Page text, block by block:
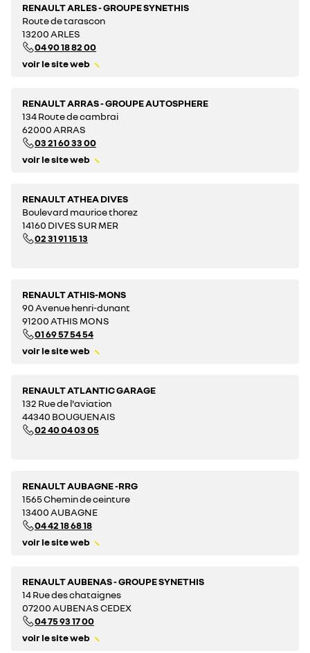
RENAULT ARLES - GROUPE SYNETHIS
Route de tarascon
13200 ARLES
04 90 18 82 00
voir le site web
RENAULT ARRAS - GROUPE AUTOSPHERE
134 Route de cambrai
62000 ARRAS
03 21 60 33 00
voir le site web
RENAULT ATHEA DIVES
Boulevard maurice thorez
14160 DIVES SUR MER
02 31 91 15 13
RENAULT ATHIS-MONS
90 Avenue henri-dunant
91200 ATHIS MONS
01 69 57 54 54
voir le site web
RENAULT ATLANTIC GARAGE
132 Rue de l'aviation
44340 BOUGUENAIS
02 40 04 03 05
RENAULT AUBAGNE -RRG
1565 Chemin de ceinture
13400 AUBAGNE
04 42 18 68 18
voir le site web
RENAULT AUBENAS - GROUPE SYNETHIS
14 Rue des chataignes
07200 AUBENAS CEDEX
04 75 93 17 00
voir le site web